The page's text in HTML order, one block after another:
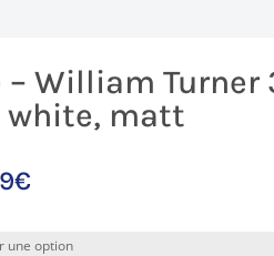
William Turner
white, matt
€